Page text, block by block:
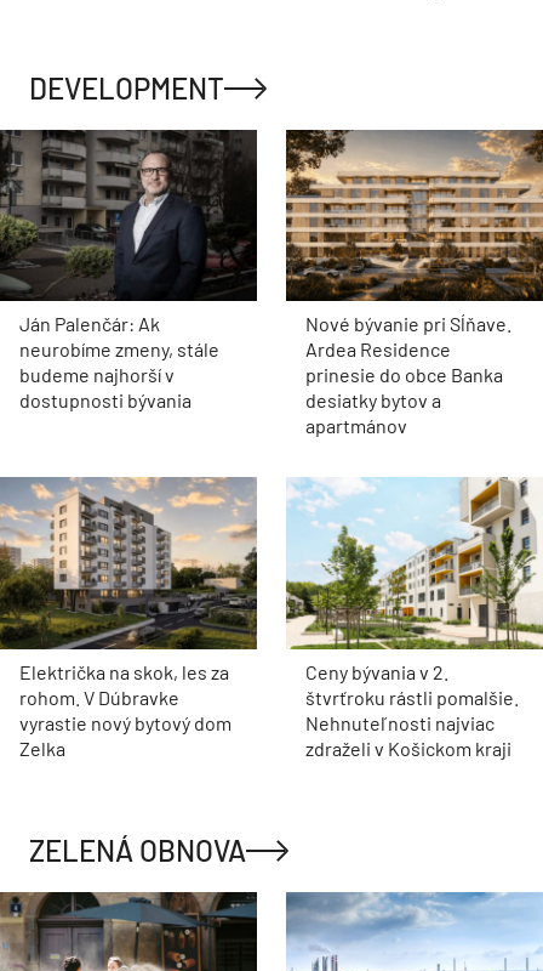
DEVELOPMENT
Ján Palenčár: Ak
neurobíme zmeny, stále
budeme najhorší v
dostupnosti bývania
Nové bývanie pri Sĺňave.
Ardea Residence
prinesie do obce Banka
desiatky bytov a
apartmánov
Električka na skok, les za
rohom. V Dúbravke
vyrastie nový bytový dom
Zelka
Ceny bývania v 2.
štvrťroku rástli pomalšie.
Nehnuteľnosti najviac
zdraželi v Košickom kraji
ZELENÁ OBNOVA